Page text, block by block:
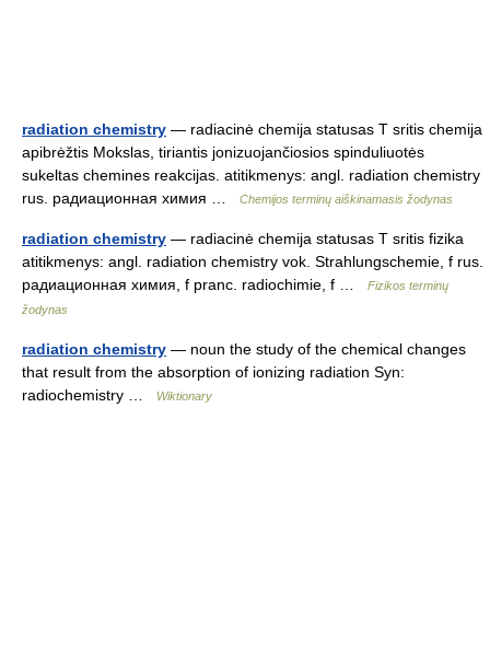
radiation chemistry — radiacinė chemija statusas T sritis chemija
apibrėžtis Mokslas, tiriantis jonizuojančiosios spinduliuotės
sukeltas chemines reakcijas. atitikmenys: angl. radiation chemistry
rus. радиационная химия …
Chemijos terminų aiškinamasis žodynas
radiation chemistry — radiacinė chemija statusas T sritis fizika
atitikmenys: angl. radiation chemistry vok. Strahlungschemie, f rus.
радиационная химия, f pranc. radiochimie, f …
Fizikos terminų
žodynas
radiation chemistry — noun the study of the chemical changes
that result from the absorption of ionizing radiation Syn:
radiochemistry …
Wiktionary